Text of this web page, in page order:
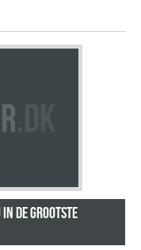
in de grootste